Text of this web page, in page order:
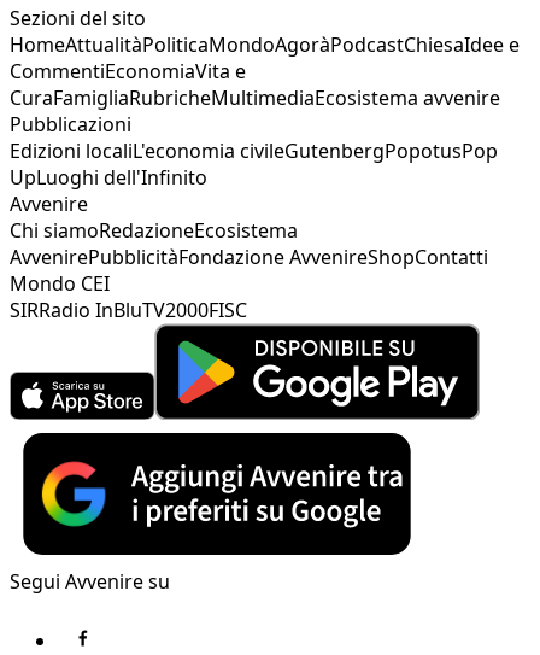
Sezioni del sito
HomeAttualitàPoliticaMondoAgoràPodcastChiesaIdee e
CommentiEconomiaVita e
CuraFamigliaRubricheMultimediaEcosistema avvenire
Pubblicazioni
Edizioni localiL'economia civileGutenbergPopotusPop
UpLuoghi dell'Infinito
Avvenire
Chi siamoRedazioneEcosistema
AvvenirePubblicitàFondazione AvvenireShopContatti
Mondo CEI
SIRRadio InBluTV2000FISC
Segui Avvenire su